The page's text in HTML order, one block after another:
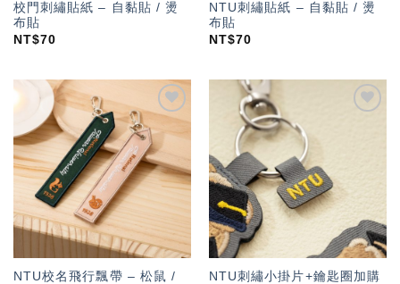
校門刺繡貼紙 – 自黏貼 / 燙
布貼
NT$70
NTU刺繡貼紙 – 自黏貼 / 燙
布貼
NT$70
「願
望輕
單」
NTU校名飛行飄帶 – 松鼠 /
NTU刺繡小掛片+鑰匙圈加購